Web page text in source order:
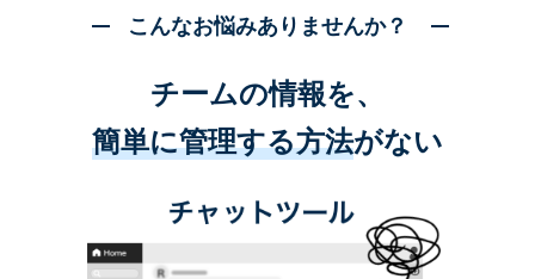
こんなお悩みありませんか？
チームの情報を、
簡単に管理する方法がない